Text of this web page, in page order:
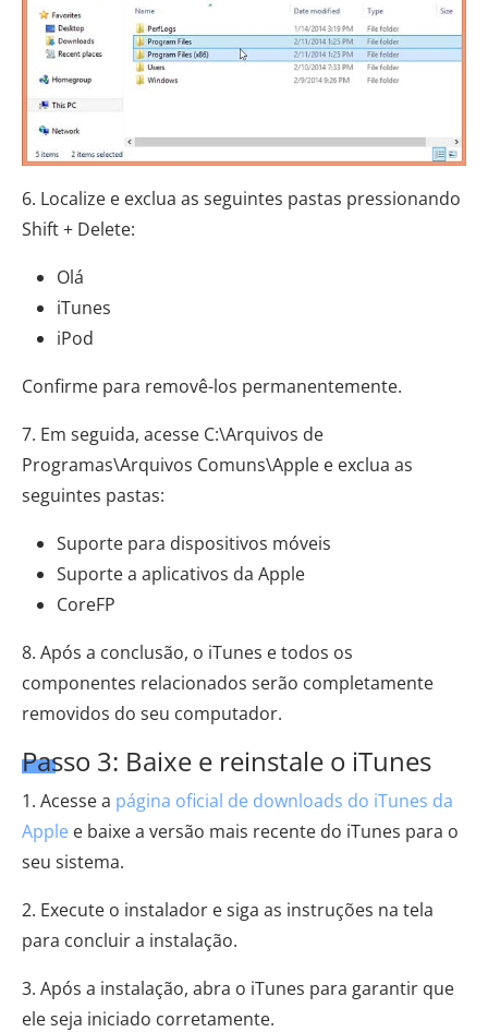
6. Localize e exclua as seguintes pastas pressionando
Shift + Delete:
Olá
iTunes
iPod
Confirme para removê-los permanentemente.
7. Em seguida, acesse C:\Arquivos de
Programas\Arquivos Comuns\Apple e exclua as
seguintes pastas:
Suporte para dispositivos móveis
Suporte a aplicativos da Apple
CoreFP
8. Após a conclusão, o iTunes e todos os
componentes relacionados serão completamente
removidos do seu computador.
Passo 3: Baixe e reinstale o iTunes
1. Acesse a página oficial de downloads do iTunes da
Apple e baixe a versão mais recente do iTunes para o
seu sistema.
2. Execute o instalador e siga as instruções na tela
para concluir a instalação.
3. Após a instalação, abra o iTunes para garantir que
ele seja iniciado corretamente.